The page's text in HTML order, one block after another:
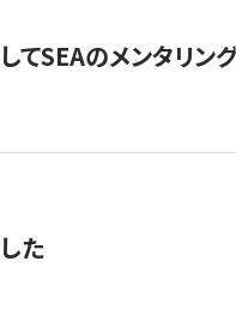
てSEAのメンタリ
た